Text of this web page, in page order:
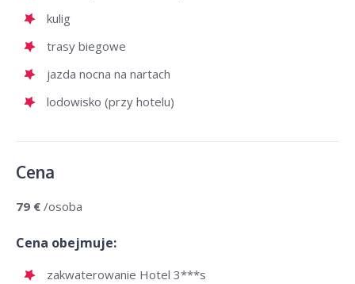
kulig
trasy biegowe
jazda nocna na nartach
lodowisko (przy hotelu)
Cena
79 € /osoba
Cena obejmuje:
zakwaterowanie Hotel 3***s